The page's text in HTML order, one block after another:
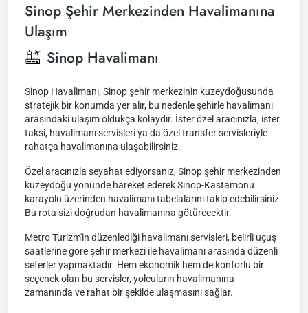
Sinop Şehir Merkezinden Havalimanına
Ulaşım
Sinop Havalimanı
Sinop Havalimanı, Sinop şehir merkezinin kuzeydoğusunda
stratejik bir konumda yer alır, bu nedenle şehirle havalimanı
arasındaki ulaşım oldukça kolaydır. İster özel aracınızla, ister
taksi, havalimanı servisleri ya da özel transfer servisleriyle
rahatça havalimanına ulaşabilirsiniz.
Özel aracınızla seyahat ediyorsanız, Sinop şehir merkezinden
kuzeydoğu yönünde hareket ederek Sinop-Kastamonu
karayolu üzerinden havalimanı tabelalarını takip edebilirsiniz.
Bu rota sizi doğrudan havalimanına götürecektir.
Metro Turizm'in düzenlediği havalimanı servisleri, belirli uçuş
saatlerine göre şehir merkezi ile havalimanı arasında düzenli
seferler yapmaktadır. Hem ekonomik hem de konforlu bir
seçenek olan bu servisler, yolcuların havalimanına
zamanında ve rahat bir şekilde ulaşmasını sağlar.